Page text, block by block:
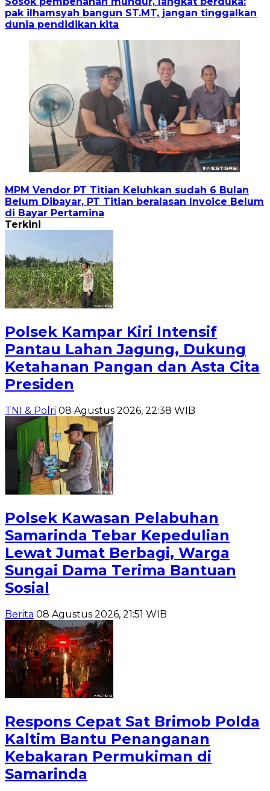
pak ilhamsyah bangun ST.MT, jangan tinggalkan
dunia pendidikan kita
MPM Vendor PT Titian Keluhkan sudah 6 Bulan
Belum Dibayar, PT Titian beralasan Invoice Belum
di Bayar Pertamina
Terkini
Polsek Kampar Kiri Intensif
Pantau Lahan Jagung, Dukung
Ketahanan Pangan dan Asta Cita
Presiden
TNI & Polri 08 Agustus 2026, 22:38 WIB
Polsek Kawasan Pelabuhan
Samarinda Tebar Kepedulian
Lewat Jumat Berbagi, Warga
Sungai Dama Terima Bantuan
Sosial
Berita 08 Agustus 2026, 21:51 WIB
Respons Cepat Sat Brimob Polda
Kaltim Bantu Penanganan
Kebakaran Permukiman di
Samarinda